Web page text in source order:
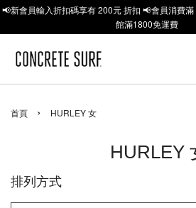
📢新會員輸入折扣碼享有 200元 折扣 📢會員消費
館滿1800免運費
首頁 › HURLEY 女
HURLEY
排列方式